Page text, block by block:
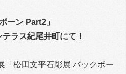
ーン Part2」
ラス紀尾井町にて！
「松田文平石彫展 バックボー